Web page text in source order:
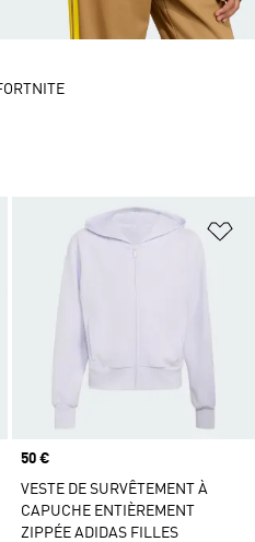
Ajouter à la Liste de produits
Prix
50 €
VESTE DE SURVÊTEMENT À
CAPUCHE ENTIÈREMENT
ZIPPÉE ADIDAS FILLES